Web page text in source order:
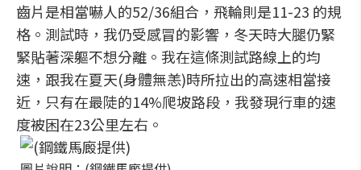
齒片是相當嚇人的52/36組合，飛輪則是11-23 的規
格。測試時，我仍受感冒的影響，冬天時大腿仍緊
緊貼著深軀不想分離。我在這條測試路線上的均
速，跟我在夏天(身體無恙)時所拉出的高速相當接
近，只有在最陡的14%爬坡路段，我發現行車的速
度被困在23公里左右。